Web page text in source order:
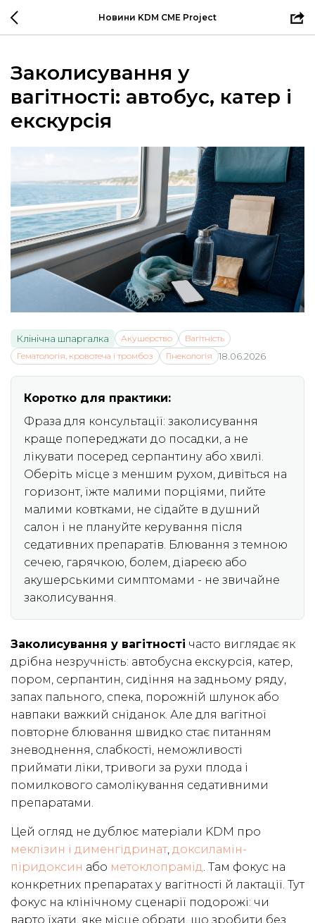
Новини KDM CME Project
Заколисування у
вагітності: автобус, катер і
екскурсія
Клінічна шпаргалка Акушерство
Вагітність
Гематологія, кровотеча і тромбоз
Гінекологія 18.06.2026
Коротко для практики:
Фраза для консультації: заколисування
краще попереджати до посадки, а не
лікувати посеред серпантину або хвилі.
Оберіть місце з меншим рухом, дивіться на
горизонт, їжте малими порціями, пийте
малими ковтками, не сідайте в душний
салон і не плануйте керування після
седативних препаратів. Блювання з темною
сечею, гарячкою, болем, діареєю або
акушерськими симптомами - не звичайне
заколисування.
Заколисування у вагітності часто виглядає як
дрібна незручність: автобусна екскурсія, катер,
пором, серпантин, сидіння на задньому ряду,
запах пального, спека, порожній шлунок або
навпаки важкий сніданок. Але для вагітної
повторне блювання швидко стає питанням
зневоднення, слабкості, неможливості
приймати ліки, тривоги за рухи плода і
помилкового самолікування седативними
препаратами.
Цей огляд не дублює матеріали KDM про
меклізин і дименгідринат, доксиламін-
піридоксин або метоклопрамід. Там фокус на
конкретних препаратах у вагітності й лактації. Тут
фокус на клінічному сценарії подорожі: чи
варто їхати, яке місце обрати, що зробити без